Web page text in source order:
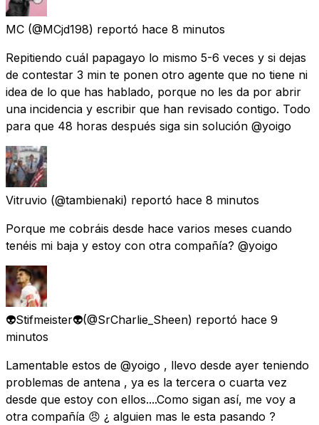
MC (@MCjd198) reportó hace 8 minutos
Repitiendo cuál papagayo lo mismo 5-6 veces y si dejas
de contestar 3 min te ponen otro agente que no tiene ni
idea de lo que has hablado, porque no les da por abrir
una incidencia y escribir que han revisado contigo. Todo
para que 48 horas después siga sin solución @yoigo
Vitruvio (@tambienaki) reportó hace 8 minutos
Porque me cobráis desde hace varios meses cuando
tenéis mi baja y estoy con otra compañía? @yoigo
👽​Stifmeister👽​(@SrCharlie_Sheen) reportó hace 9
minutos
Lamentable estos de @yoigo , llevo desde ayer teniendo
problemas de antena , ya es la tercera o cuarta vez
desde que estoy con ellos....Como sigan así, me voy a
otra compañía 😠 ¿ alguien mas le esta pasando ?